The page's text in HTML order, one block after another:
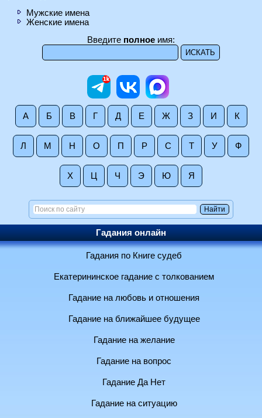
Мужские имена
Женские имена
Введите полное имя:
А Б В Г Д Е Ж З И К
Л М Н О П Р С Т У Ф
Х Ц Ч Э Ю Я
Гадания онлайн
Гадания по Книге судеб
Екатерининское гадание с толкованием
Гадание на любовь и отношения
Гадание на ближайшее будущее
Гадание на желание
Гадание на вопрос
Гадание Да Нет
Гадание на ситуацию